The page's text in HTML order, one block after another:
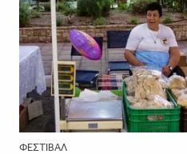
ΦΕΣΤΙΒΑΛ